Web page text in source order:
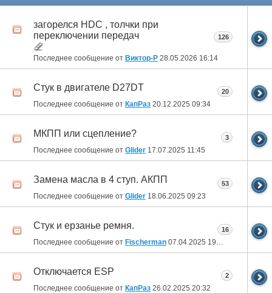
загорелся HDC , толчки при
переключении передач
Последнее сообщение от Виктор-Р 28.05.2026 16:14
126
Стук в двигателе D27DT
Последнее сообщение от КапРаз 20.12.2025 09:34
20
МКПП или сцепление?
Последнее сообщение от Glider 17.07.2025 11:45
3
Замена масла в 4 ступ. АКПП
Последнее сообщение от Glider 18.06.2025 09:23
53
Стук и ерзанье ремня.
Последнее сообщение от Fischerman 07.04.2025 19:54
16
Отключается ESP
Последнее сообщение от КапРаз 26.02.2025 20:32
2